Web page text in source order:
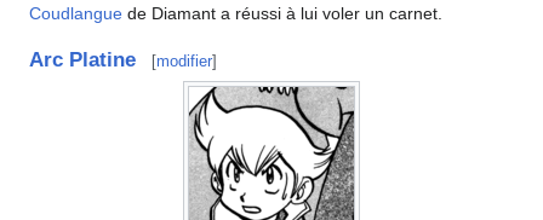
Coudlangue de Diamant a réussi à lui voler un carnet.
Arc Platine [modifier]